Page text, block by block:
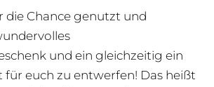
die Chance genutzt und
und ein gleichzeitig ein
für euch zu entwerfen! Das heißt